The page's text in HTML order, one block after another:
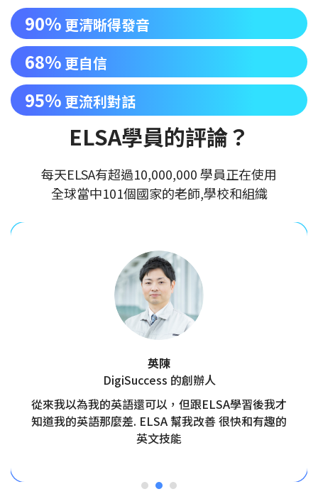
90% 更清晰得發音
68% 更自信
95% 更流利對話
ELSA學員的評論？
每天ELSA有超過10,000,000 學員正在使用
全球當中101個國家的老師,學校和組織
英陳
DigiSuccess 的創辦人
從來我以為我的英語還可以，但跟ELSA學習後我才
知道我的英語那麼差. ELSA 幫我改善 很快和有趣的
英文技能